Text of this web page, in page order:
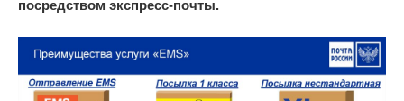
посредством экспресс-почты.